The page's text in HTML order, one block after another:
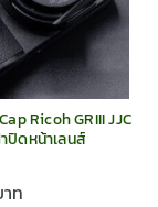
Ricoh GRIII JJC
ปิดหน้าเลนส์